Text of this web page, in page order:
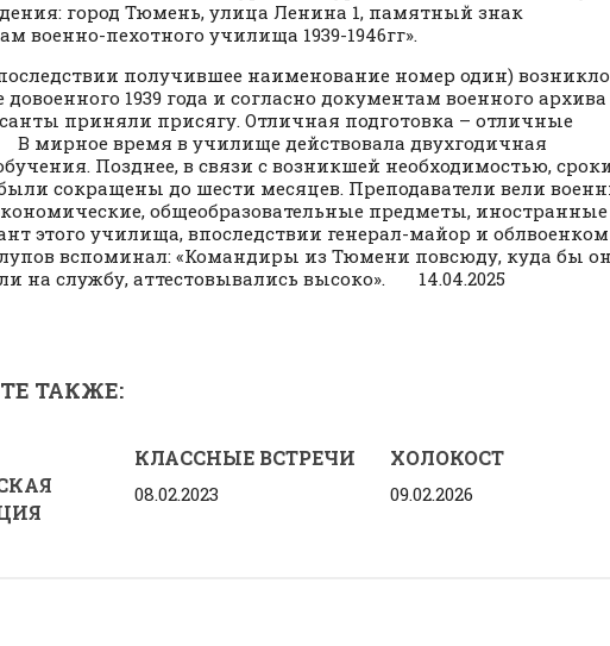
город Тюмень, улица Ленина 1, памятный знак
военно-пехотного училища 1939-1946гг».
получившее наименование номер один) возникло
1939 года и согласно документам военного архива
приняли присягу. Отличная подготовка – отличные
мирное время в училище действовала двухгодичная
Позднее, в связи с возникшей необходимостью,
сокращены до шести месяцев. Преподаватели вели
общеобразовательные предметы, иностранные
этого училища, впоследствии генерал-майор и облвоенком
вспоминал: «Командиры из Тюмени повсюду, куда бы
на службу, аттестовывались высоко». 14.04.2025
ТАКЖЕ:
КЛАССНЫЕ ВСТРЕЧИ
08.02.2023
ХОЛОКОСТ
09.02.2026